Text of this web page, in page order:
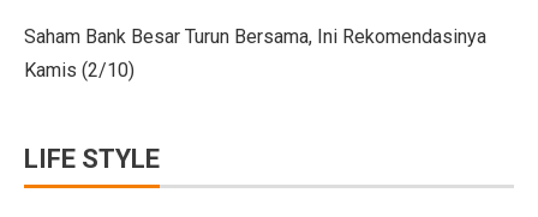
GIIAS Bandung 2025: Konsistensi 54 Tahun Toyota
Saham Bank Besar Turun Bersama, Ini Rekomendasinya
Kamis (2/10)
LIFE STYLE